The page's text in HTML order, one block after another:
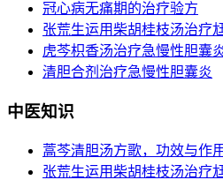
冠心病无痛期的治疗验方
张荒生运用柴胡桂枝汤治疗
虎芩枳香汤治疗急慢性胆囊
清胆合剂治疗急慢性胆囊炎
中医知识
蒿芩清胆汤方歌，功效与作用
张荒生运用柴胡桂枝汤治疗